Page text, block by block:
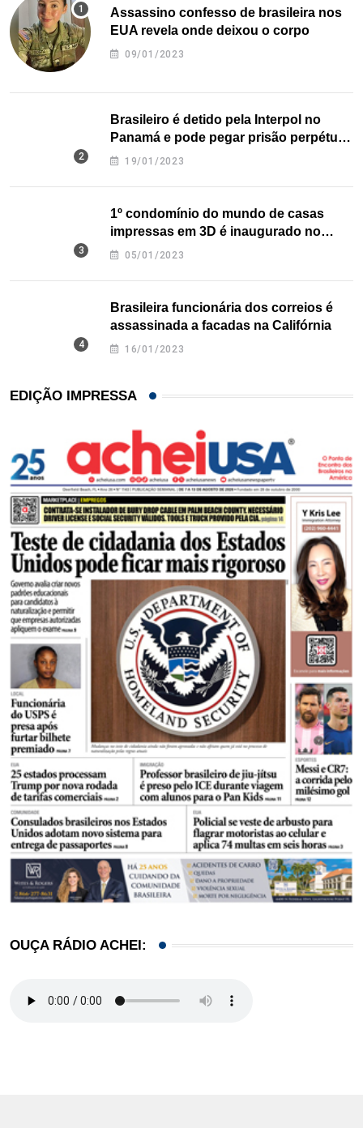
Assassino confesso de brasileira nos
EUA revela onde deixou o corpo
09/01/2023
Brasileiro é detido pela Interpol no
Panamá e pode pegar prisão perpétua
nos EUA
19/01/2023
1º condomínio do mundo de casas
impressas em 3D é inaugurado no
Texas
05/01/2023
Brasileira funcionária dos correios é
assassinada a facadas na Califórnia
16/01/2023
EDIÇÃO IMPRESSA
OUÇA RÁDIO ACHEI: